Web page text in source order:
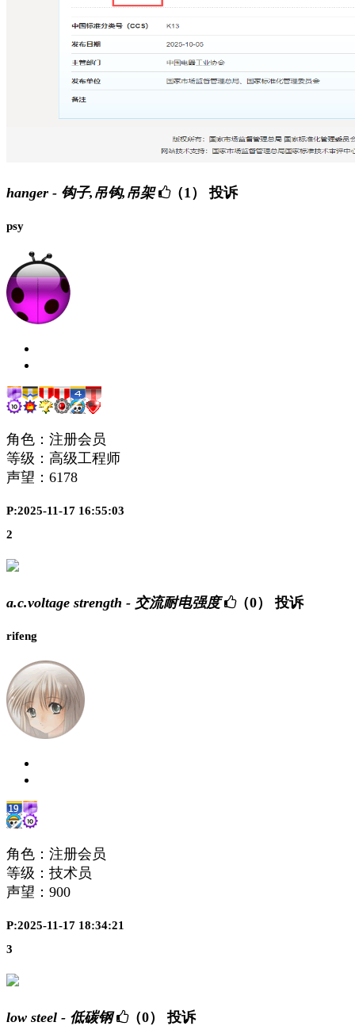
hanger - 钩子,吊钩,吊架 （1） 投诉
psy
角色：注册会员
等级：高级工程师
声望： 6178
P:2025-11-17 16:55:03
2
a.c.voltage strength - 交流耐电强度 （0） 投诉
rifeng
角色：注册会员
等级：技术员
声望： 900
P:2025-11-17 18:34:21
3
low steel - 低碳钢 （0） 投诉